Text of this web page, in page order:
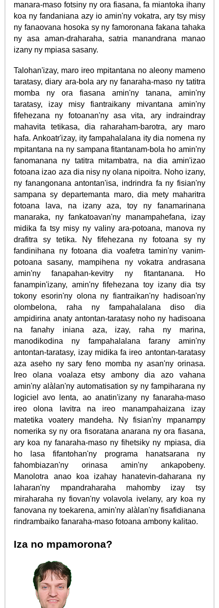
manara-maso fotsiny ny ora fiasana, fa miantoka ihany
koa ny fandaniana azy io amin'ny vokatra, ary tsy misy
ny fanaovana hosoka sy ny famoronana fakana tahaka
ny asa aman-draharaha, satria manandrana manao
izany ny mpiasa sasany.
Talohan'izay, maro ireo mpitantana no aleony mameno
taratasy, diary ara-bola ary ny fanaraha-maso ny tatitra
momba ny ora fiasana amin'ny tanana, amin'ny
taratasy, izay misy fiantraikany mivantana amin'ny
fifehezana ny fotoanan'ny asa vita, ary indraindray
mahavita tetikasa, dia raharaham-barotra, ary maro
hafa. Ankoatr'izay, ity fampahalalana ity dia nomena ny
mpitantana na ny sampana fitantanam-bola ho amin'ny
fanomanana ny tatitra mitambatra, na dia amin'izao
fotoana izao aza dia nisy ny olana nipoitra. Noho izany,
ny fanangonana antontan'isa, indrindra fa ny fisian'ny
sampana sy departemanta maro, dia mety maharitra
fotoana lava, na izany aza, toy ny fanamarinana
manaraka, ny fankatoavan'ny manampahefana, izay
midika fa tsy misy ny valiny ara-potoana, manova ny
drafitra sy tetika. Ny fifehezana ny fotoana sy ny
fandinihana ny fotoana dia voafetra tamin'ny vanim-
potoana sasany, mampihena ny vokatra andrasana
amin'ny fanapahan-kevitry ny fitantanana. Ho
fanampin'izany, amin'ny fifehezana toy izany dia tsy
tokony esorin'ny olona ny fiantraikan'ny hadisoan'ny
olombelona, raha ny fampahalalana diso dia
ampidirina anaty antontan-taratasy noho ny hadisoana
na fanahy iniana aza, izay, raha ny marina,
manodikodina ny fampahalalana farany amin'ny
antontan-taratasy, izay midika fa ireo antontan-taratasy
aza aseho ny sary feno momba ny asan'ny orinasa.
Ireo olana voalaza etsy ambony dia azo vahana
amin'ny alàlan'ny automatisation sy ny fampiharana ny
logiciel avo lenta, ao anatin'izany ny fanaraha-maso
ireo olona lavitra na ireo manampahaizana izay
matetika voatery mandeha. Ny fisian'ny mpanampy
nomerika sy ny ora fisoratana anarana ny ora fiasana,
ary koa ny fanaraha-maso ny fihetsiky ny mpiasa, dia
ho lasa fifantohan'ny programa hanatsarana ny
fahombiazan'ny orinasa amin'ny ankapobeny.
Manolotra anao koa izahay hanatevin-daharana ny
laharan'ny mpandraharaha mahomby izay tsy
miraharaha ny fiovan'ny volavola ivelany, ary koa ny
fanovana ny toekarena, amin'ny alàlan'ny fisafidianana
rindrambaiko fanaraha-maso fotoana ambony kalitao.
Iza no mpamorona?